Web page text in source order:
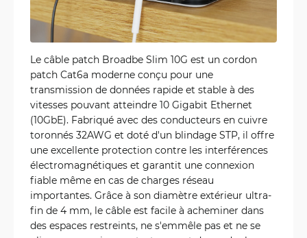
Le câble patch Broadbe Slim 10G est un cordon
patch Cat6a moderne conçu pour une
transmission de données rapide et stable à des
vitesses pouvant atteindre 10 Gigabit Ethernet
(10GbE). Fabriqué avec des conducteurs en cuivre
toronnés 32AWG et doté d'un blindage STP, il offre
une excellente protection contre les interférences
électromagnétiques et garantit une connexion
fiable même en cas de charges réseau
importantes. Grâce à son diamètre extérieur ultra-
fin de 4 mm, le câble est facile à acheminer dans
des espaces restreints, ne s'emmêle pas et ne se